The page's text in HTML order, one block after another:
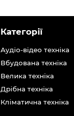
Категорії
Аудіо-відео техніка
Вбудована техніка
Велика техніка
Дрібна техніка
Кліматична техніка